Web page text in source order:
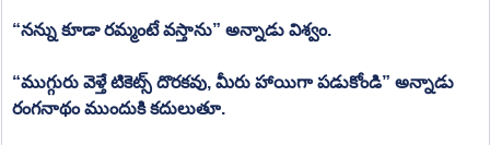
“నన్ను కూడా రమ్మంటే వస్తాను” అన్నాడు విశ్వం.
“ముగ్గురు వెళ్తే టికెట్స్ దొరకవు, మీరు హాయిగా పడుకోండి” అన్నాడు
రంగనాథం ముందుకి కదులుతూ.